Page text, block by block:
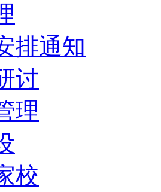
排通知
讨
理
校